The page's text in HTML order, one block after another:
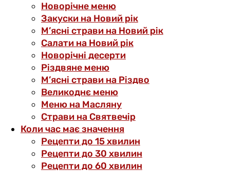
Новорічне меню
Закуски на Новий рік
М’ясні страви на Новий рік
Салати на Новий рік
Новорічні десерти
Різдвяне меню
М’ясні страви на Різдво
Великоднє меню
Меню на Масляну
Страви на Святвечір
Коли час має значення
Рецепти до 15 хвилин
Рецепти до 30 хвилин
Рецепти до 60 хвилин